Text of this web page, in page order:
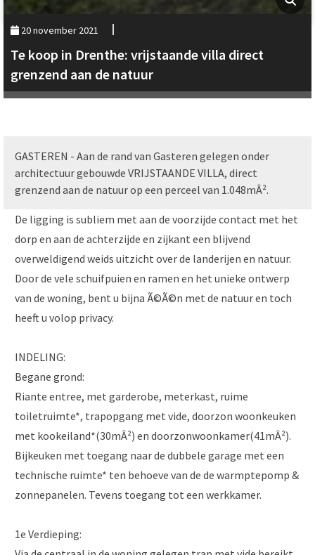
20 november 2021
Te koop in Drenthe: vrijstaande villa direct
grenzend aan de natuur
GASTEREN - Aan de rand van Gasteren gelegen onder
architectuur gebouwde VRIJSTAANDE VILLA, direct
grenzend aan de natuur op een perceel van 1.048mÂ².
De ligging is subliem met aan de voorzijde contact met het
dorp en aan de achterzijde en zijkant een blijvend
overweldigend weids uitzicht over de landerijen en natuur.
Door de vele schuifpuien en ramen en het unieke ontwerp
van de woning, bent u bijna Ã©Ã©n met de natuur en toch
heeft u volop privacy.
INDELING:
Begane grond:
Riante entree, met garderobe, meterkast, ruime
toiletruimte*, trapopgang met vide, doorzon woonkeuken
met kookeiland*(30mÂ²) en doorzonwoonkamer(41mÂ²).
Bijkeuken met toegang naar de dubbele garage met een
technische ruimte* ten behoeve van de de warmptepomp &
zonnepanelen. Tevens toegang tot een werkkamer.
1e Verdieping: